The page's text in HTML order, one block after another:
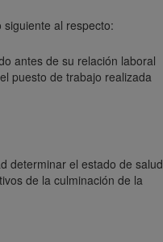
siguiente al respecto:
antes de su relación laboral
puesto de trabajo realizada
determinar el estado de salud
de la culminación de la